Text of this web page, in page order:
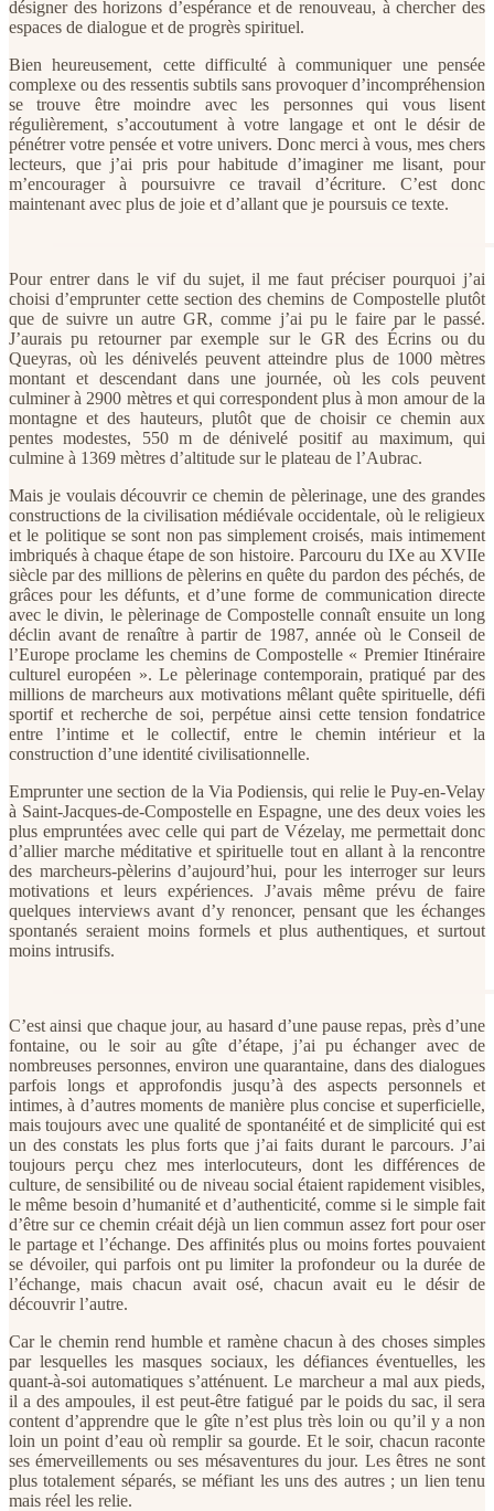
désigner des horizons d’espérance et de renouveau, à chercher des
espaces de dialogue et de progrès spirituel.
Bien heureusement, cette difficulté à communiquer une pensée
complexe ou des ressentis subtils sans provoquer d’incompréhension
se trouve être moindre avec les personnes qui vous lisent
régulièrement, s’accoutument à votre langage et ont le désir de
pénétrer votre pensée et votre univers. Donc merci à vous, mes chers
lecteurs, que j’ai pris pour habitude d’imaginer me lisant, pour
m’encourager à poursuivre ce travail d’écriture. C’est donc
maintenant avec plus de joie et d’allant que je poursuis ce texte.
Pour entrer dans le vif du sujet, il me faut préciser pourquoi j’ai
choisi d’emprunter cette section des chemins de Compostelle plutôt
que de suivre un autre GR, comme j’ai pu le faire par le passé.
J’aurais pu retourner par exemple sur le GR des Écrins ou du
Queyras, où les dénivelés peuvent atteindre plus de 1000 mètres
montant et descendant dans une journée, où les cols peuvent
culminer à 2900 mètres et qui correspondent plus à mon amour de la
montagne et des hauteurs, plutôt que de choisir ce chemin aux
pentes modestes, 550 m de dénivelé positif au maximum, qui
culmine à 1369 mètres d’altitude sur le plateau de l’Aubrac.
Mais je voulais découvrir ce chemin de pèlerinage, une des grandes
constructions de la civilisation médiévale occidentale, où le religieux
et le politique se sont non pas simplement croisés, mais intimement
imbriqués à chaque étape de son histoire. Parcouru du IXe au XVIIe
siècle par des millions de pèlerins en quête du pardon des péchés, de
grâces pour les défunts, et d’une forme de communication directe
avec le divin, le pèlerinage de Compostelle connaît ensuite un long
déclin avant de renaître à partir de 1987, année où le Conseil de
l’Europe proclame les chemins de Compostelle « Premier Itinéraire
culturel européen ». Le pèlerinage contemporain, pratiqué par des
millions de marcheurs aux motivations mêlant quête spirituelle, défi
sportif et recherche de soi, perpétue ainsi cette tension fondatrice
entre l’intime et le collectif, entre le chemin intérieur et la
construction d’une identité civilisationnelle.
Emprunter une section de la Via Podiensis, qui relie le Puy-en-Velay
à Saint-Jacques-de-Compostelle en Espagne, une des deux voies les
plus empruntées avec celle qui part de Vézelay, me permettait donc
d’allier marche méditative et spirituelle tout en allant à la rencontre
des marcheurs-pèlerins d’aujourd’hui, pour les interroger sur leurs
motivations et leurs expériences. J’avais même prévu de faire
quelques interviews avant d’y renoncer, pensant que les échanges
spontanés seraient moins formels et plus authentiques, et surtout
moins intrusifs.
C’est ainsi que chaque jour, au hasard d’une pause repas, près d’une
fontaine, ou le soir au gîte d’étape, j’ai pu échanger avec de
nombreuses personnes, environ une quarantaine, dans des dialogues
parfois longs et approfondis jusqu’à des aspects personnels et
intimes, à d’autres moments de manière plus concise et superficielle,
mais toujours avec une qualité de spontanéité et de simplicité qui est
un des constats les plus forts que j’ai faits durant le parcours. J’ai
toujours perçu chez mes interlocuteurs, dont les différences de
culture, de sensibilité ou de niveau social étaient rapidement visibles,
le même besoin d’humanité et d’authenticité, comme si le simple fait
d’être sur ce chemin créait déjà un lien commun assez fort pour oser
le partage et l’échange. Des affinités plus ou moins fortes pouvaient
se dévoiler, qui parfois ont pu limiter la profondeur ou la durée de
l’échange, mais chacun avait osé, chacun avait eu le désir de
découvrir l’autre.
Car le chemin rend humble et ramène chacun à des choses simples
par lesquelles les masques sociaux, les défiances éventuelles, les
quant-à-soi automatiques s’atténuent. Le marcheur a mal aux pieds,
il a des ampoules, il est peut-être fatigué par le poids du sac, il sera
content d’apprendre que le gîte n’est plus très loin ou qu’il y a non
loin un point d’eau où remplir sa gourde. Et le soir, chacun raconte
ses émerveillements ou ses mésaventures du jour. Les êtres ne sont
plus totalement séparés, se méfiant les uns des autres ; un lien tenu
mais réel les relie.